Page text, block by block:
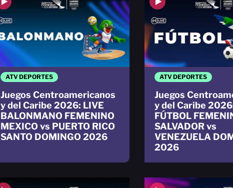
ATV DEPORTES
Juegos Centroamericanos
y del Caribe 2026: LIVE
BALONMANO FEMENINO
MEXICO vs PUERTO RICO
SANTO DOMINGO 2026
ATV DEPORTES
Juegos
y del Caribe
FÚTBOL
SALVADOR vs
VENEZUELA
2026